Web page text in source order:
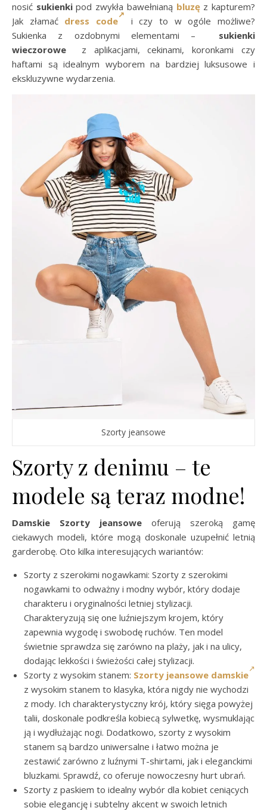
nosić sukienkipod zwykła bawełnianą bluzęz kapturem?
Jak złamać dress code
i czy to w ogóle możliwe?
Sukienka z ozdobnymi elementami – sukienki
wieczorowe z aplikacjami, cekinami, koronkami czy
haftami są idealnym wyborem na bardziej luksusowe i
ekskluzywne wydarzenia.
Szorty jeansowe
Szorty z denimu – te
modele są teraz modne!
Damskie Szorty jeansowe oferują szeroką gamę
ciekawych modeli, które mogą doskonale uzupełnić letnią
garderobę. Oto kilka interesujących wariantów:
Szorty z szerokimi nogawkami: Szorty z szerokimi
nogawkami to odważny i modny wybór, który dodaje
charakteru i oryginalności letniej stylizacji.
Charakteryzują się one luźniejszym krojem, który
zapewnia wygodę i swobodę ruchów. Ten model
świetnie sprawdza się zarówno na plaży, jak i na ulicy,
dodając lekkości i świeżości całej stylizacji.
Szorty z wysokim stanem: Szorty jeansowe damskie
z wysokim stanem to klasyka, która nigdy nie wychodzi
z mody. Ich charakterystyczny krój, który sięga powyżej
talii, doskonale podkreśla kobiecą sylwetkę, wysmuklając
ją i wydłużając nogi. Dodatkowo, szorty z wysokim
stanem są bardzo uniwersalne i łatwo można je
zestawić zarówno z luźnymi T-shirtami, jak i eleganckimi
bluzkami. Sprawdź, co oferuje nowoczesny hurt ubrań.
Szorty z paskiem to idealny wybór dla kobiet ceniących
sobie elegancję i subtelny akcent w swoich letnich